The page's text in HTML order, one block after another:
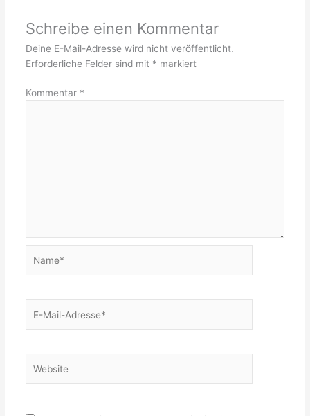
Schreibe einen Kommentar
Deine E-Mail-Adresse wird nicht veröffentlicht.
Erforderliche Felder sind mit * markiert
Kommentar *
Mail-